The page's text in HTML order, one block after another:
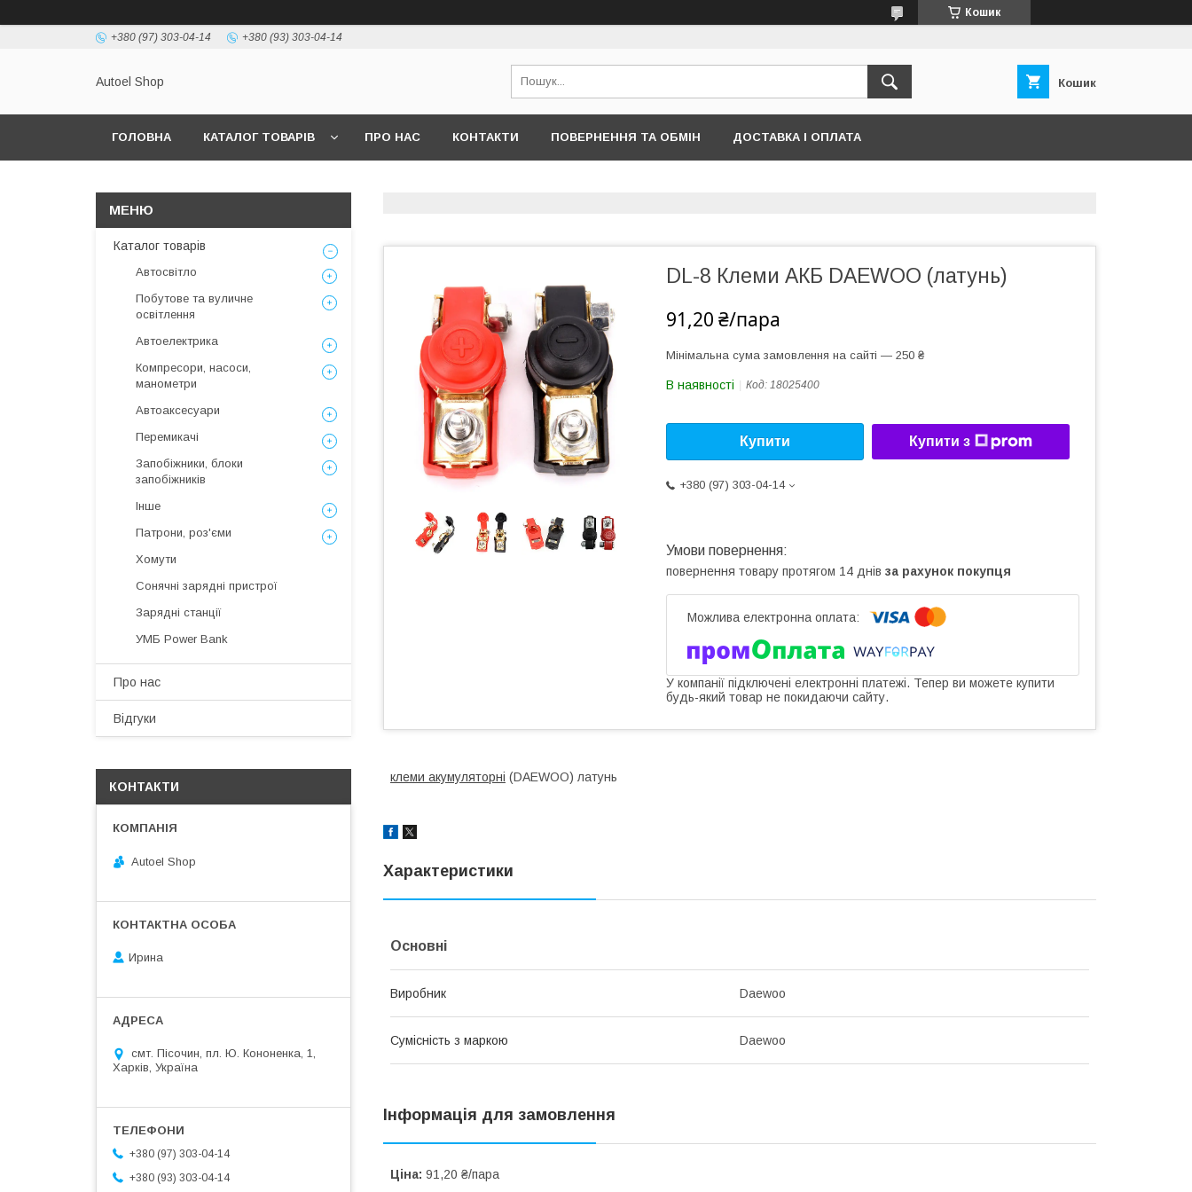
Кошик
+380 (97) 303-04-14 +380 (93) 303-04-14
Autoel Shop Кошик
ГОЛОВНА КАТАЛОГ ТОВАРІВ ПРО НАС КОНТАКТИ ПОВЕРНЕННЯ ТА ОБМІН ДОСТАВКА І ОПЛАТА
DL-8 Клеми АКБ DAEWOO (латунь)
91,20 ₴/пара
Мінімальна сума замовлення на сайті — 250 ₴
В наявності Код: 18025400
Купити Купити з
+380 (97) 303-04-14
повернення товару протягом 14 днів за рахунок покупця
У компанії підключені електронні платежі. Тепер ви можете купити
будь-який товар не покидаючи сайту.
клеми акумуляторні (DAEWOO) латунь
Характеристики
Основні
Виробник Daewoo
Сумісність з маркою Daewoo
Інформація для замовлення
Ціна: 91,20 ₴/пара
Каталог товарів
Автосвітло
Побутове та вуличне
освітлення
Автоелектрика
Компресори, насоси,
манометри
Автоаксесуари
Перемикачі
Запобіжники, блоки
запобіжників
Інше
Патрони, роз'єми
Хомути
Сонячні зарядні пристрої
Зарядні станції
УМБ Power Bank
Про нас
Відгуки
КОНТАКТИ
Autoel Shop
Ирина
смт. Пісочин, пл. Ю. Кононенка, 1,
Харків, Україна
+380 (97) 303-04-14
+380 (93) 303-04-14